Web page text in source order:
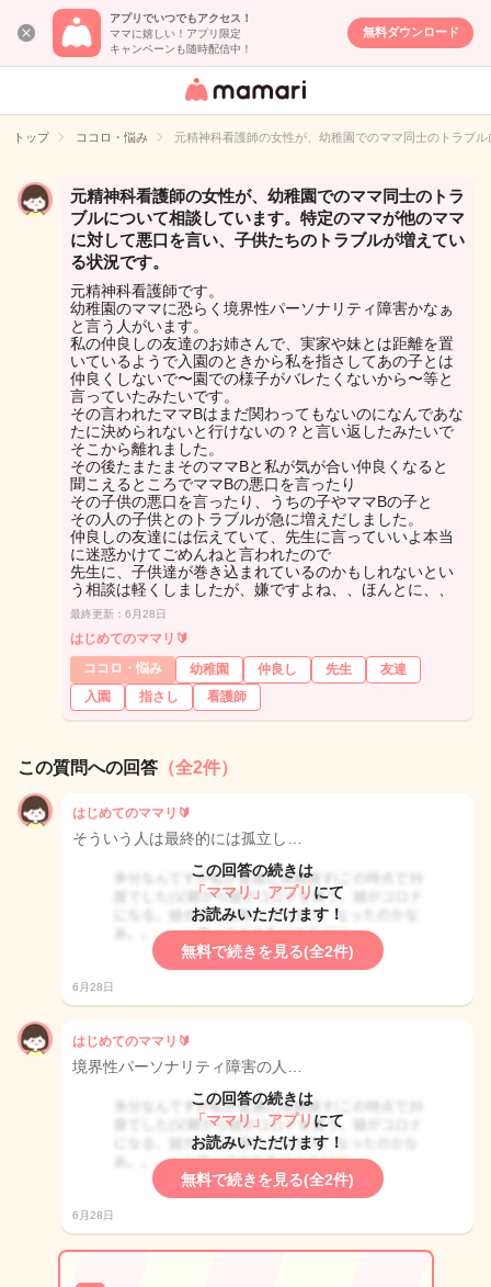
アプリでいつでもアクセス！
ママに嬉しい！アプリ限定
キャンペーンも随時配信中！
無料ダウンロード
女性専用匿名QA
イト
トップ ココロ・悩み 元精神科看護師の女性が、幼稚園でのママ同士のトラブ
元精神科看護師の女性が、幼稚園でのママ同士のトラ
ブルについて相談しています。特定のママが他のママ
に対して悪口を言い、子供たちのトラブルが増えてい
る状況です。
元精神科看護師です。
幼稚園のママに恐らく境界性パーソナリティ障害かなぁ
と言う人がいます。
私の仲良しの友達のお姉さんで、実家や妹とは距離を置
いているようで入園のときから私を指さしてあの子とは
仲良くしないで〜園での様子がバレたくないから〜等と
言っていたみたいです。
その言われたママBはまだ関わってもないのになんであな
たに決められないと行けないの？と言い返したみたいで
そこから離れました。
その後たまたまそのママBと私が気が合い仲良くなると
聞こえるところでママBの悪口を言ったり
その子供の悪口を言ったり、うちの子やママBの子と
その人の子供とのトラブルが急に増えだしました。
仲良しの友達には伝えていて、先生に言っていいよ本当
に迷惑かけてごめんねと言われたので
先生に、子供達が巻き込まれているのかもしれないとい
う相談は軽くしましたが、嫌ですよね、、ほんとに、、
最終更新：6月28日
はじめてのママリ🔰
ココロ・悩み
幼稚園 仲良し 先生
友達
入園
指さし 看護師
この質問への回答 （全2件）
はじめてのママリ🔰
そういう人は最終的には孤立し…
この回答の続きは
「ママリ」アプリ にて
お読みいただけます！
無料で続きを見る(全2件)
6月28日
はじめてのママリ🔰
境界性パーソナリティ障害の人…
この回答の続きは
「ママリ」アプリ にて
お読みいただけます！
無料で続きを見る(全2件)
6月28日